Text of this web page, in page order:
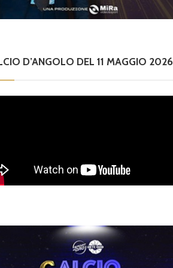
in Promozione: en
D’ANGOLO DEL 11 MAGGIO 2026